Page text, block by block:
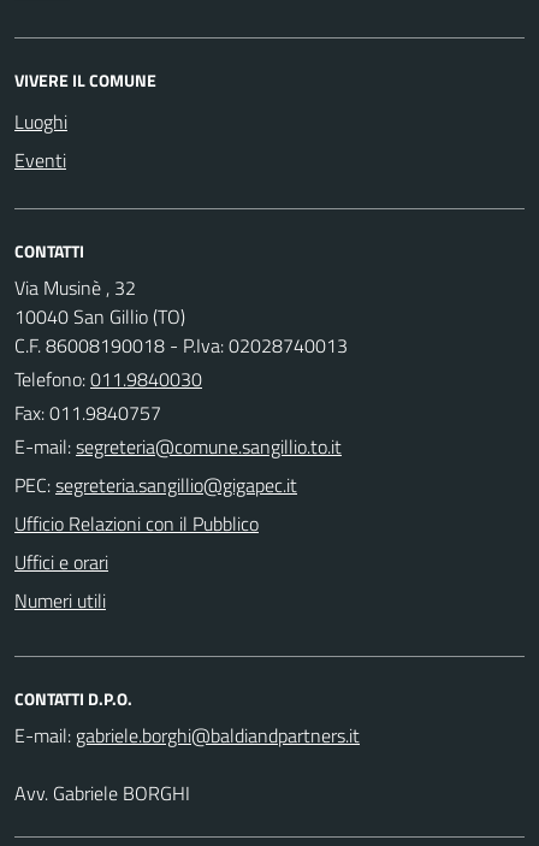
VIVERE IL COMUNE
Luoghi
Eventi
CONTATTI
Via Musinè , 32
10040 San Gillio (TO)
C.F. 86008190018 - P.Iva: 02028740013
Telefono:011.9840030
Fax: 011.9840757
E-mail:
PEC:
Ufficio Relazioni con il Pubblico
Uffici e orari
Numeri utili
CONTATTI D.P.O.
E-mail:
Avv. Gabriele BORGHI